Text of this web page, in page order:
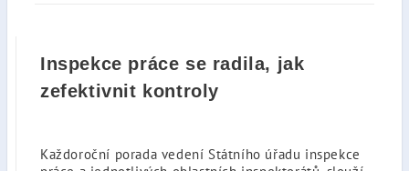
Inspekce práce se radila, jak
zefektivnit kontroly
Každoroční porada vedení Státního úřadu inspekce